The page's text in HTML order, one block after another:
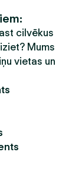
cilvēkus
Mums
vietas un